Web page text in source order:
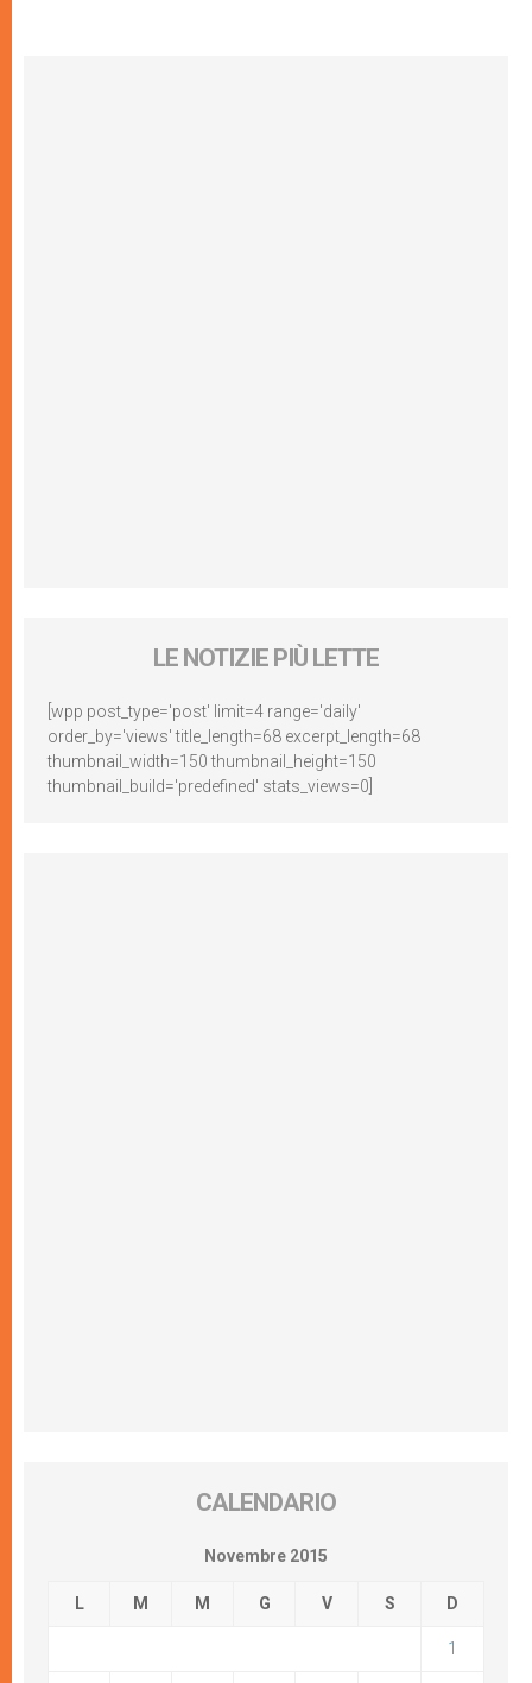
LE NOTIZIE PIÙ LETTE
[wpp post_type='post' limit=4 range='daily'
order_by='views' title_length=68 excerpt_length=68
thumbnail_width=150 thumbnail_height=150
thumbnail_build='predefined' stats_views=0]
CALENDARIO
Novembre 2015
L M M G V S D
1